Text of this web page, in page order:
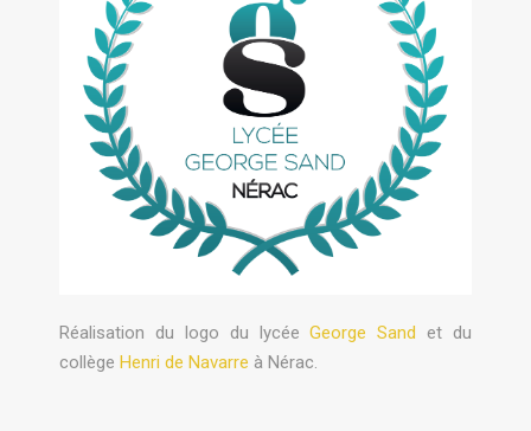
Réalisation du logo du lycée George Sand et du
collège Henri de Navarre à Nérac.